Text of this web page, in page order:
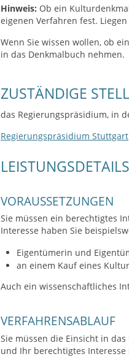
Hinweis: Ob ein
eigenen Verfahren fest.
Wenn Sie wissen wollen, ob
in das Denkmalbuch nehmen.
ZUSTÄNDIGE
das Regierungspräsidium, in
Regierungspräsidium Stuttgart
LEISTUNGSDETAILS
VORAUSSETZUNGEN
Sie müssen ein berechtigtes
Interesse haben Sie
Eigentümerin und
an einem Kaufeines
Auch ein wissenschaftliches
VERFAHRENSABLAUF
Sie müssen die Einsicht in
und Ihr berechtigtes Interesse